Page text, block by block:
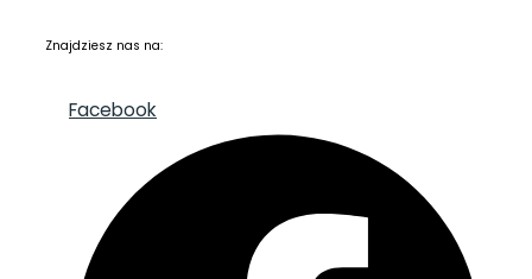
Znajdziesz nas na:
Facebook